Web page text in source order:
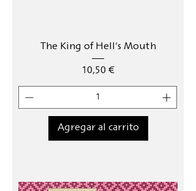
The King of Hell's Mouth
Precio
10,50 €
Agregar al carrito